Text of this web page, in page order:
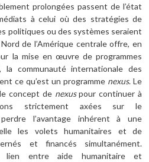
prolongées passent de l’état
à celui où des stratégies de
politiques ou des systèmes seraient
de l’Amérique centrale offre, en
la mise en œuvre de programmes
communauté internationale des
ce qu’est un programme nexus. Le
concept de nexuspour continuer à
strictement axées sur le
l’avantage inhérent à une
les volets humanitaires et de
et financés simultanément.
lien entre aide humanitaire et